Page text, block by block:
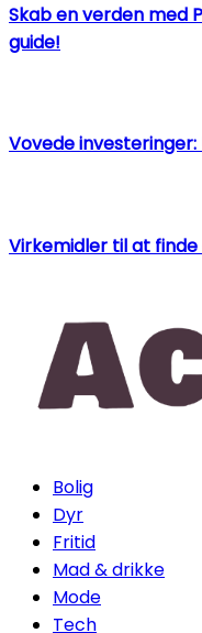
Skab en verden med
guide!
Vovede
Virkemidler til at
Bolig
Dyr
Fritid
Mad & drikke
Mode
Tech